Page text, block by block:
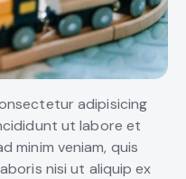
adipisicing
ut labore et
minim veniam, quis
nisi ut aliquip ex